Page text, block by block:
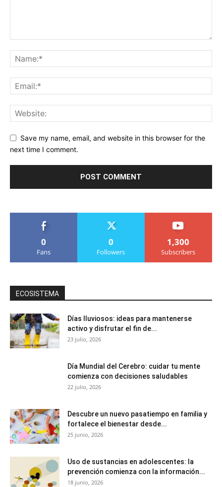
Save my name, email, and website in this browser for the
next time I comment.
0
Fans
0
Followers
1,300
Subscribers
ECOSISTEMA
Días lluviosos: ideas para mantenerse
activo y disfrutar el fin de...
23 julio, 2026
Día Mundial del Cerebro: cuidar tu mente
comienza con decisiones saludables
22 julio, 2026
Descubre un nuevo pasatiempo en familia y
fortalece el bienestar desde...
25 junio, 2026
Uso de sustancias en adolescentes: la
prevención comienza con la información...
18 junio, 2026